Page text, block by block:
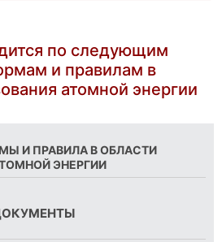
по следующим
и правилам в
атомной энергии
И ПРАВИЛА В ОБЛАСТИ
ЭНЕРГИИ